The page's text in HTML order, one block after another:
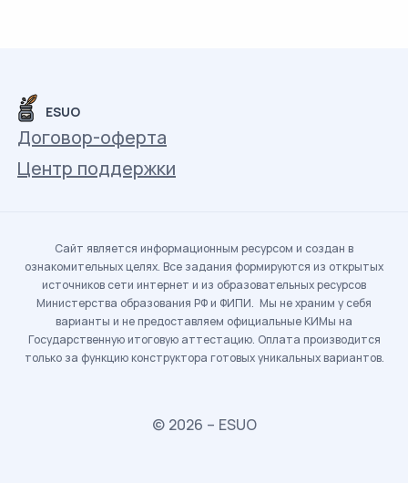
ESUO
Договор-оферта
Центр поддержки
Сайт является информационным ресурсом и создан в
ознакомительных целях. Все задания формируются из открытых
источников сети интернет и из образовательных ресурсов
Министерства образования РФ и ФИПИ. Мы не храним у себя
варианты и не предоставляем официальные КИМы на
Государственную итоговую аттестацию. Оплата производится
только за функцию конструктора готовых уникальных вариантов.
© 2026 – ESUO